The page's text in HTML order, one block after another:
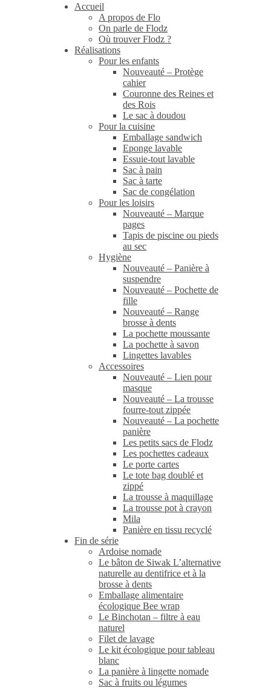
Accueil
A propos de Flo
On parle de Flodz
Où trouver Flodz ?
Réalisations
Pour les enfants
Nouveauté – Protège
cahier
Couronne des Reines et
des Rois
Le sac à doudou
Pour la cuisine
Emballage sandwich
Eponge lavable
Essuie-tout lavable
Sac à pain
Sac à tarte
Sac de congélation
Pour les loisirs
Nouveauté – Marque
pages
Tapis de piscine ou pieds
au sec
Hygiène
Nouveauté – Panière à
suspendre
Nouveauté – Pochette de
fille
Nouveauté – Range
brosse à dents
La pochette moussante
La pochette à savon
Lingettes lavables
Accessoires
Nouveauté – Lien pour
masque
Nouveauté – La trousse
fourre-tout zippée
Nouveauté – La pochette
panière
Les petits sacs de Flodz
Les pochettes cadeaux
Le porte cartes
Le tote bag doublé et
zippé
La trousse à maquillage
La trousse pot à crayon
Mila
Panière en tissu recyclé
Fin de série
Ardoise nomade
Le bâton de Siwak L’alternative
naturelle au dentifrice et à la
brosse à dents
Emballage alimentaire
écologique Bee wrap
Le Binchotan – filtre à eau
naturel
Filet de lavage
Le kit écologique pour tableau
blanc
La panière à lingette nomade
Sac à fruits ou légumes